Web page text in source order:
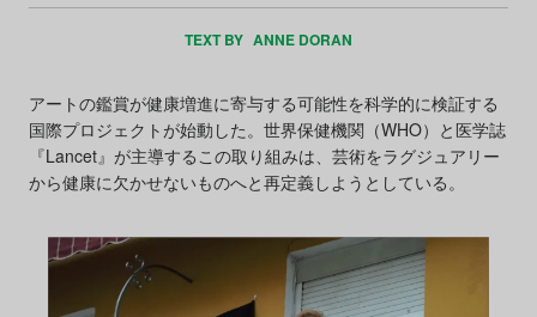
TEXT BY ANNE DORAN
アートの鑑賞が健康増進に寄与する可能性を科学的に検証する
国際プロジェクトが始動した。世界保健機関（WHO）と医学誌
『Lancet』が主導するこの取り組みは、芸術をラグジュアリー
から健康に欠かせないものへと再定義しようとしている。